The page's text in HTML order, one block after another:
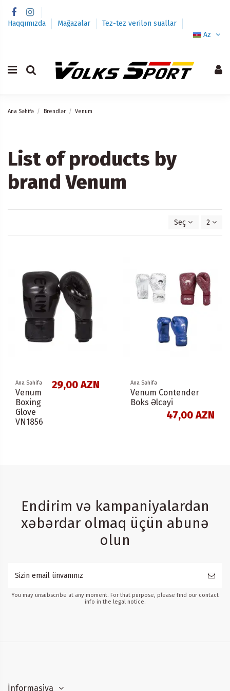
Haqqımızda Mağazalar
Tez-tez verilən suallar
Az
Ana Səhifə Brendlər Venum
List of products by
brand Venum
Seç 2
Ana Səhifə
Venum
Boxing
Glove
VN1856
29,00 AZN Ana Səhifə
Venum Contender
Boks Əlcəyi
47,00 AZN
Endirim və kampaniyalardan
xəbərdar olmaq üçün abunə
olun
You may unsubscribe at any moment. For that purpose, please find our contact
info in the legal notice.
İnformasiya